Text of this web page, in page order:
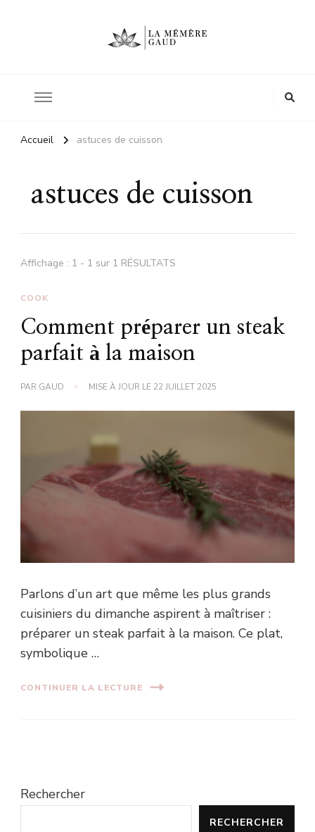
Accueil astuces de cuisson
astuces de cuisson
Affichage : 1 - 1 sur 1 RÉSULTATS
COOK
Comment préparer un steak
parfait à la maison
PAR GAUD MISE À JOUR LE 22 JUILLET 2025
Parlons d’un art que même les plus grands
cuisiniers du dimanche aspirent à maîtriser :
préparer un steak parfait à la maison. Ce plat,
symbolique …
CONTINUER LA LECTURE
Rechercher
RECHERCHER